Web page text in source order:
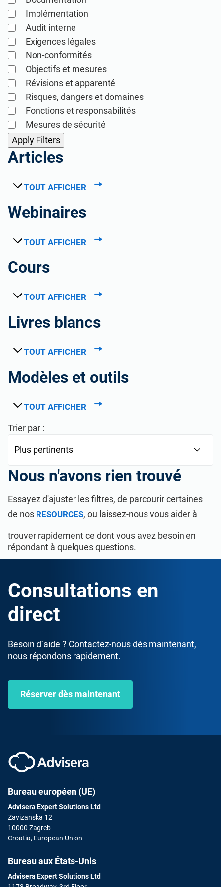
Implémentation
Audit interne
Exigences légales
Non-conformités
Objectifs et mesures
Révisions et apparenté
Risques, dangers et domaines
Fonctions et responsabilités
Mesures de sécurité
Articles
TOUT AFFICHER
Webinaires
TOUT AFFICHER
Cours
TOUT AFFICHER
Livres blancs
TOUT AFFICHER
Modèles et outils
TOUT AFFICHER
Trier par :
Nous n'avons rien trouvé
Essayez d'ajuster les filtres, de parcourir certaines
de nos RESOURCES, ou laissez-nous vous aider à
trouver rapidement ce dont vous avez besoin en
répondant à quelques questions.
Consultations en
direct
Besoin d’aide ? Contactez-nous dès maintenant,
nous répondons rapidement.
Réserver dès maintenant
Bureau européen (UE)
Advisera Expert Solutions Ltd
Zavizanska 12
10000 Zagreb
Croatia, European Union
Bureau aux États-Unis
Advisera Expert Solutions Ltd